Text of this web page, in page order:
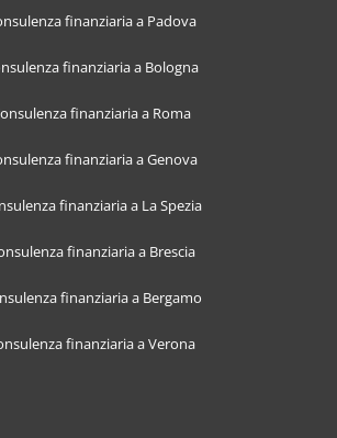
finanziaria a Padova
finanziaria a Bologna
finanziaria a Roma
finanziaria a Genova
finanziaria a La Spezia
finanziaria a Brescia
finanziaria a Bergamo
finanziaria a Verona